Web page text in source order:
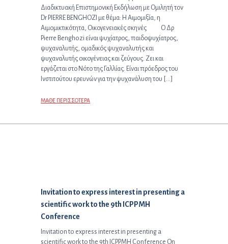
Διαδικτυακή Επιστημονική Εκδήλωση με Ομιλητή τον
Dr PIERRE BENGHOZI με θέμα: Η Αιμομιξία, η
Αιμομικτικότητα, Οικογενειακές σκηνές Ο Δρ
Pierre Benghozi είναι ψυχίατρος, παιδοψυχίατρος,
ψυχαναλυτής, ομαδικός ψυχαναλυτής και
ψυχαναλυτής οικογένειας και ζεύγους. Ζει και
εργάζεται στο Νότο της Γαλλίας. Είναι πρόεδρος του
Ινστιτούτου ερευνών για την ψυχανάλυση του […]
ΜΑΘΕ ΠΕΡΙΣΣΟΤΕΡΑ
Επόμενο άρθρο:
Invitation to express interest in presenting a
scientific work to the 9th ICPPMH
Conference
Invitation to express interest in presenting a
scientific work to the 9th ICPPMH Conference On